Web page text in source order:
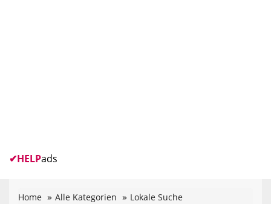
✔HELPads
Home Alle Kategorien
Lokale Suche